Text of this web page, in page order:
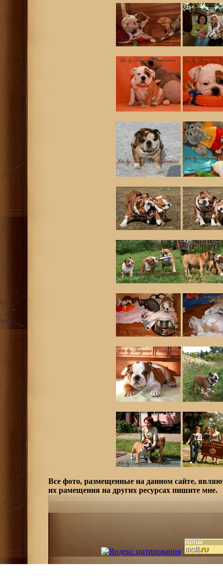
Все фото, размещенные на данном сайте,
их рамещения на других ресурсах пишите мне.